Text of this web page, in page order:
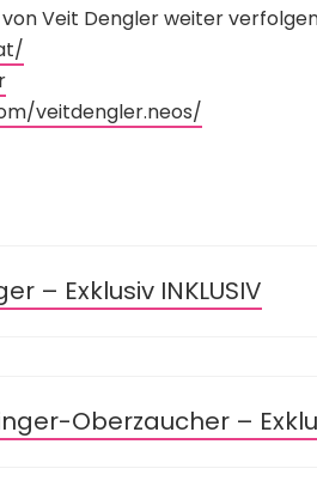
Veit Dengler weiter
veitdengler.neos/
– Exklusiv INKLUSIV
Oberzaucher –